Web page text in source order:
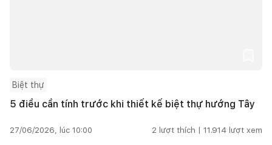
Biệt thự
5 điều cần tính trước khi thiết kế biệt thự hướng Tây
27/06/2026, lúc 10:00 2 lượt thích | 11.914 lượt xem